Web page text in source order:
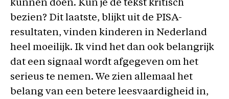
kunnen doen. Kun je de tekst kritisch
bezien? Dit laatste, blijkt uit de PISA-
resultaten, vinden kinderen in Nederland
heel moeilijk. Ik vind het dan ook belangrijk
dat een signaal wordt afgegeven om het
serieus te nemen. We zien allemaal het
belang van een betere leesvaardigheid in,